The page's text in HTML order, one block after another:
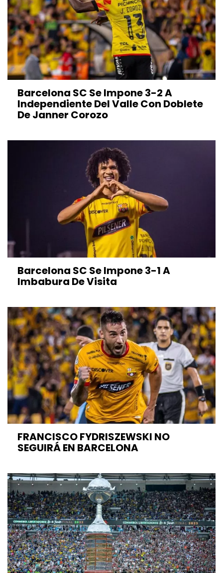
Barcelona SC Se Impone 3-2 A
Independiente Del Valle Con Doblete
De Janner Corozo
Barcelona SC Se Impone 3-1 A
Imbabura De Visita
FRANCISCO FYDRISZEWSKI NO
SEGUIRÁ EN BARCELONA